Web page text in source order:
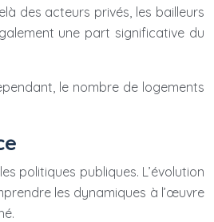
des acteurs privés, les bailleurs
une part significative du
le nombre de logements
politiques publiques. L’évolution
les dynamiques à l’œuvre